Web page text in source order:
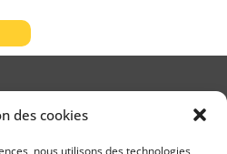
des cookies
nous utilisons des technologies
Propos Utiles est